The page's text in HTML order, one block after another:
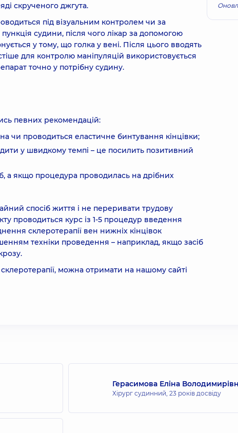
скрученого джгута.
під візуальним контролем чи за
судини, після чого лікар за допомогою
у тому, що голка у вені. Після цього вводять
для контролю маніпуляцій використовується
точно у потрібну судину.
певних рекомендацій:
чи проводиться еластичне бинтування кінцівки;
у швидкому темпі – це посилить позитивний
а якщо процедура проводилась на дрібних
спосіб життя і не переривати трудову
проводиться курс із 1-5 процедур введення
склеротерапії вен нижніх кінцівок
техніки проведення – наприклад, якщо засіб
можна отримати на нашому сайті
Герасимова Еліна
Хірург судинний, 23 років досвіду